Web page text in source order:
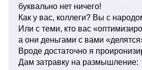
буквально нет ничего!
Как у вас, коллеги? Вы с
Или с теми, кто вас
а они деньгами с вами
Вроде достаточно я
Дам затравку на размышление: